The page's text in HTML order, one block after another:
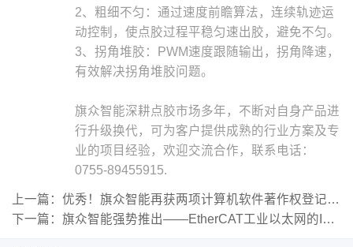
2、粗细不匀：通过速度前瞻算法，连续轨迹运
动控制，使点胶过程平稳匀速出胶，避免不匀。
3、拐角堆胶：PWM速度跟随输出，拐角降速，
有效解决拐角堆胶问题。
旗众智能深耕点胶市场多年，不断对自身产品进
行升级换代，可为客户提供成熟的行业方案及专
业的项目经验，欢迎交流合作，联系电话：
0755-89455915.
上一篇：优秀！旗众智能再获两项计算机软件著作权登记证书
下一篇：旗众智能强势推出——EtherCAT工业以太网的IO从站模块